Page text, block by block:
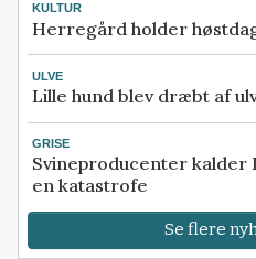
KULTUR
Herregård holder
ULVE
Lille hund blev dræbt af
GRISE
Svineproducenter kalder
en katastrofe
Se flere